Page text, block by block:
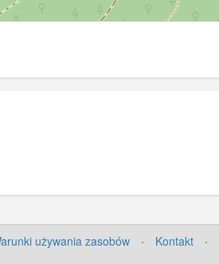
używania zasobów · Kontakt ·